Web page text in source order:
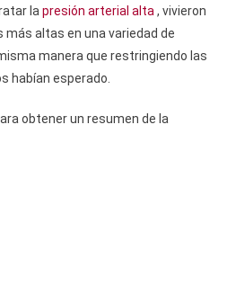
la presión arterial alta , vivieron
altas en una variedad de
manera que restringiendo las
habían esperado.
obtener un resumen de la